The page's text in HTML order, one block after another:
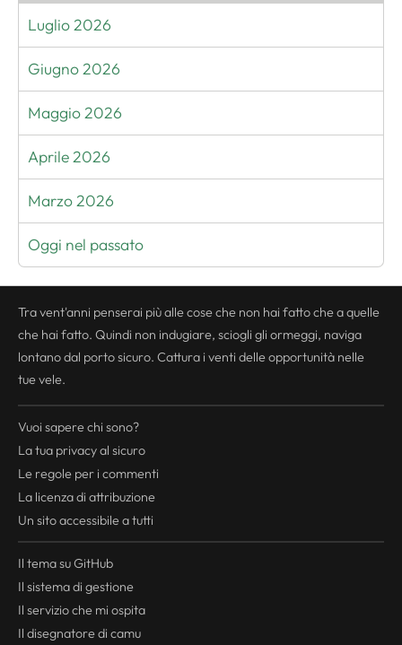
Luglio 2026
Giugno 2026
Maggio 2026
Aprile 2026
Marzo 2026
Oggi nel passato
Tra vent'anni penserai più alle cose che non hai fatto che a quelle
che hai fatto. Quindi non indugiare, sciogli gli ormeggi, naviga
lontano dal porto sicuro. Cattura i venti delle opportunità nelle
tue vele.
Vuoi sapere chi sono?
La tua privacyal sicuro
Le regole per i commenti
La licenza di attribuzione
Un sito accessibile a tutti
Il tema su GitHub
Il sistema di gestione
Il servizio che mi ospita
Il disegnatore di camu